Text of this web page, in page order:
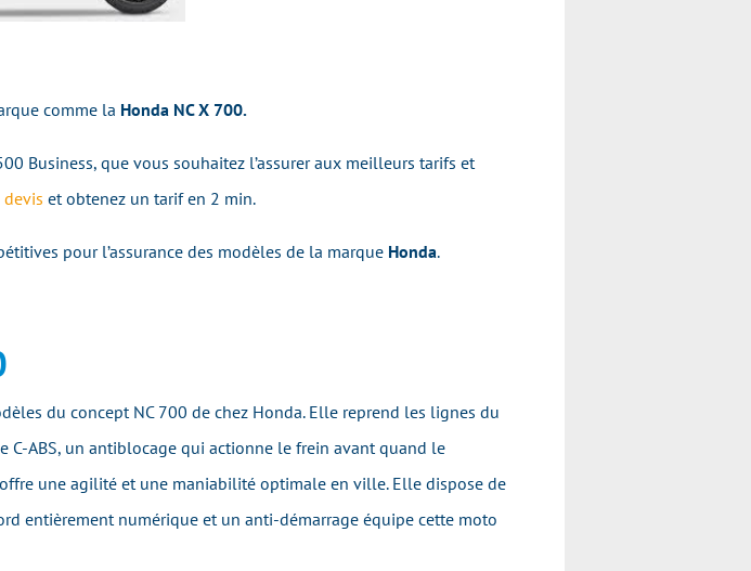
comme la Honda NC X 700.
Business, que vous souhaitez l’assurer aux meilleurs tarifs et
et obtenez un tarif en 2 min.
pour l’assurance des modèles de la marque Honda.
du concept NC 700 de chez Honda. Elle reprend les lignes du
C-ABS, un antiblocage qui actionne le frein avant quand le
une agilité et une maniabilité optimale en ville. Elle dispose de
entièrement numérique et un anti-démarrage équipe cette moto